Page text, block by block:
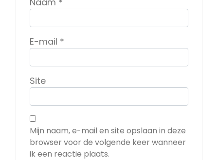
E-mail *
Site
Mijn naam, e-mail en site opslaan in deze
browser voor de volgende keer wanneer
ik een reactie plaats.